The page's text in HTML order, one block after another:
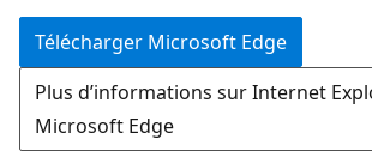
Télécharger Microsoft Edge
Plus d’informations sur Internet
Microsoft Edge